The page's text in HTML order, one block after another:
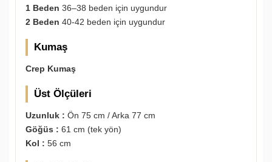
1 Beden 36–38 beden için uygundur
2 Beden 40-42 beden için uygundur
Kumaş
Crep Kumaş
Üst Ölçüleri
Uzunluk : Ön 75 cm / Arka 77 cm
Göğüs : 61 cm (tek yön)
Kol : 56 cm